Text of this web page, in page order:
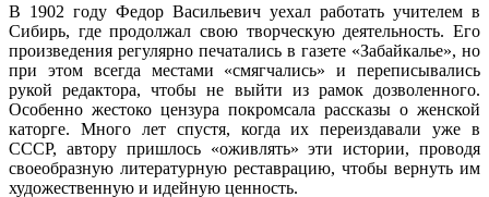
В 1902 году Федор Васильевич уехал работать учителем в
Сибирь, где продолжал свою творческую деятельность. Его
произведения регулярно печатались в газете «Забайкалье», но
при этом всегда местами «смягчались» и переписывались
рукой редактора, чтобы не выйти из рамок дозволенного.
Особенно жестоко цензура покромсала рассказы о женской
каторге. Много лет спустя, когда их переиздавали уже в
СССР, автору пришлось «оживлять» эти истории, проводя
своеобразную литературную реставрацию, чтобы вернуть им
художественную и идейную ценность.